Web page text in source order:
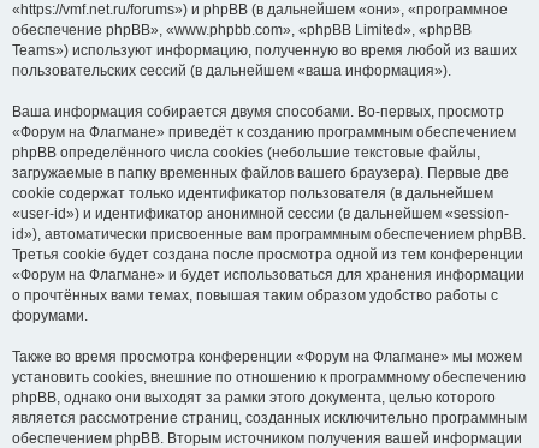
«https://vmf.net.ru/forums») и phpBB (в дальнейшем «они», «программное
обеспечение phpBB», «www.phpbb.com», «phpBB Limited», «phpBB
Teams») используют информацию, полученную во время любой из ваших
пользовательских сессий (в дальнейшем «ваша информация»).
Ваша информация собирается двумя способами. Во-первых, просмотр
«Форум на Флагмане» приведёт к созданию программным обеспечением
phpBB определённого числа cookies (небольшие текстовые файлы,
загружаемые в папку временных файлов вашего браузера). Первые две
cookie содержат только идентификатор пользователя (в дальнейшем
«user-id») и идентификатор анонимной сессии (в дальнейшем «session-
id»), автоматически присвоенные вам программным обеспечением phpBB.
Третья cookie будет создана после просмотра одной из тем конференции
«Форум на Флагмане» и будет использоваться для хранения информации
о прочтённых вами темах, повышая таким образом удобство работы с
форумами.
Также во время просмотра конференции «Форум на Флагмане» мы можем
установить cookies, внешние по отношению к программному обеспечению
phpBB, однако они выходят за рамки этого документа, целью которого
является рассмотрение страниц, созданных исключительно программным
обеспечением phpBB. Вторым источником получения вашей информации